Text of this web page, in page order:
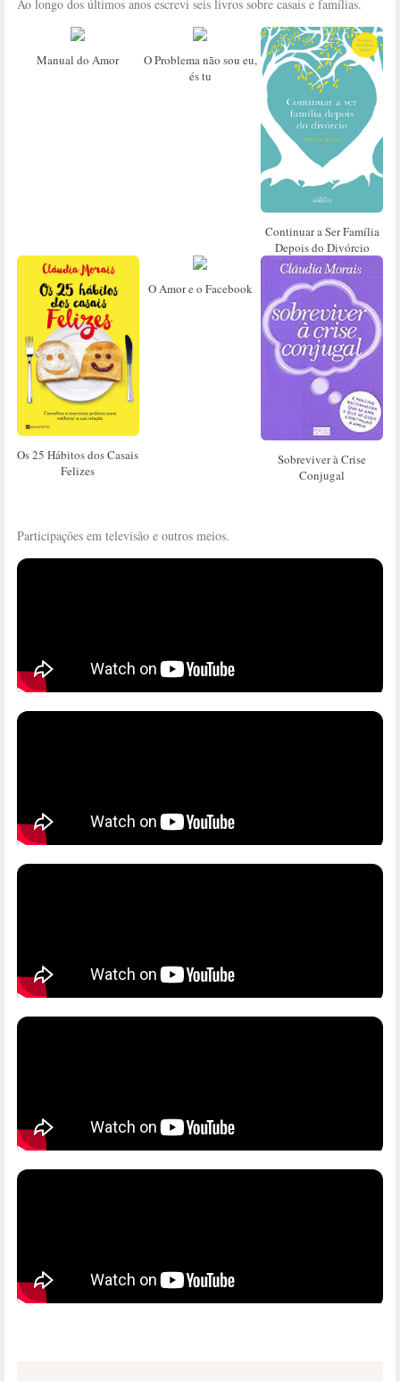
Ao longo dos últimos anos escrevi seis livros sobre casais e famílias.
Manual do Amor
O Problema não sou eu,
és tu
Continuar a Ser Família
Depois do Divórcio
Os 25 Hábitos dos Casais
Felizes
O Amor e o Facebook
Sobreviver à Crise
Conjugal
Participações em televisão e outros meios.